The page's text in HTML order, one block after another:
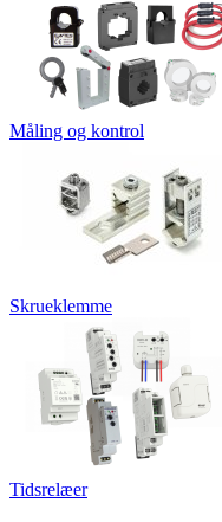
Måling og kontrol
Skrueklemme
Tidsrelæer